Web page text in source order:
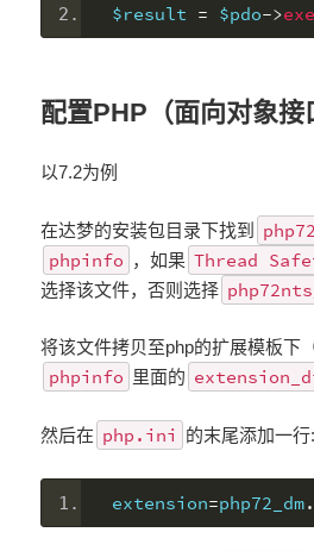
$result = $pdo->
配置PHP（面向对象接
以7.2为例
在达梦的安装包目录下找到
phpinfo ，如果 Thread
选择该文件，否则选择
将该文件拷贝至php的扩展模板下
phpinfo 里面的
然后在 php.ini 的末尾添加一行:
extension=php72_dm.